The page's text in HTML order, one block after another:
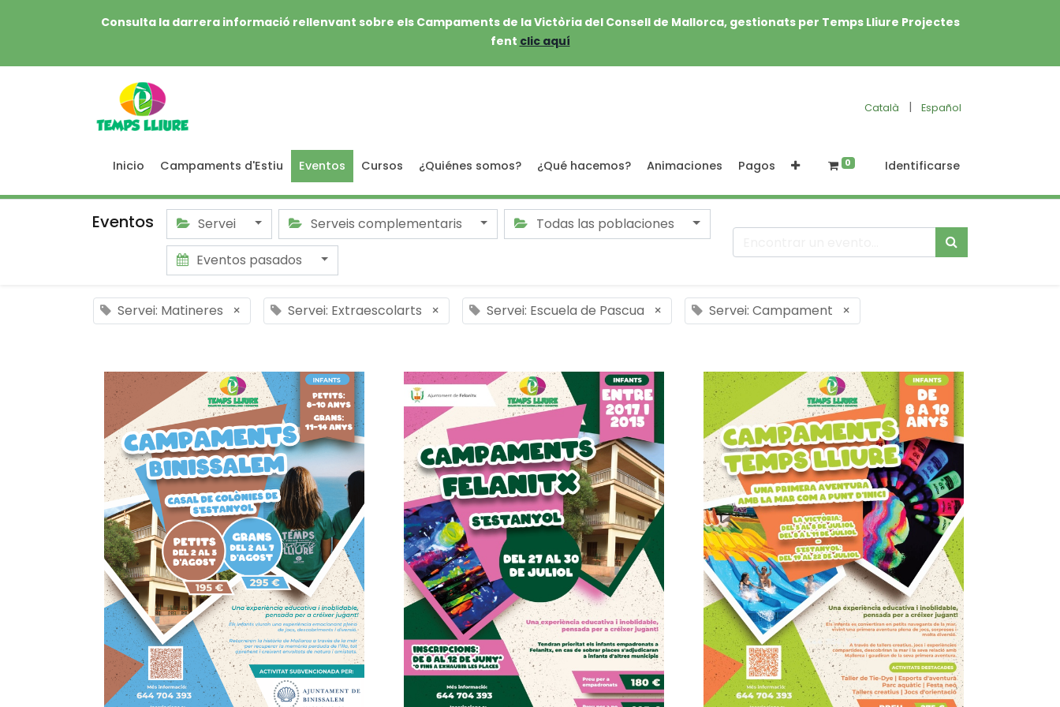
Consulta la darrera informació rellenvant sobre els Campaments de la Victòria del Consell de Mallorca, gestionats per Temps Lliure Projectes
fent clic aquí
Català | Español
Inicio Campaments d'Estiu Eventos Cursos ¿Quiénes somos? ¿Qué hacemos? Animaciones Pagos 0 Identificarse
Eventos Servei Serveis complementaris
Todas las poblaciones
Eventos pasados
Servei: Matineres × Servei: Extraescolarts × Servei: Escuela de Pascua × Servei: Campament ×